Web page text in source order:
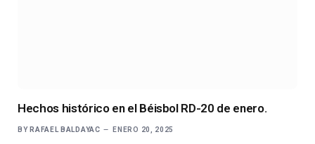
Hechos histórico en el Béisbol RD-20 de enero.
BY RAFAEL BALDAYAC ENERO 20, 2025